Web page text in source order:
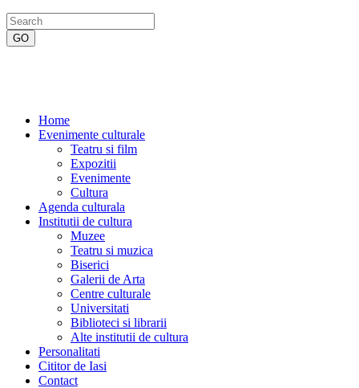
Home
Evenimente culturale
Teatru si film
Expozitii
Evenimente
Cultura
Agenda culturala
Institutii de cultura
Muzee
Teatru si muzica
Biserici
Galerii de Arta
Centre culturale
Universitati
Biblioteci si librarii
Alte institutii de cultura
Personalitati
Cititor de Iasi
Contact